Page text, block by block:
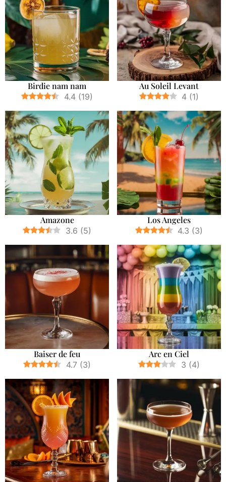
Birdie nam nam
4.4 (19)
Au Soleil Levant
4 (1)
Amazone
3.6 (5)
Los Angeles
4.3 (3)
Baiser de feu
4.7 (3)
Arc en Ciel
3 (4)